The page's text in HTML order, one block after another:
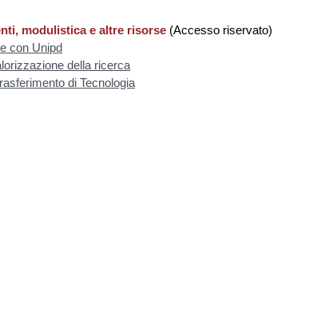
modulistica e altre risorse (Accesso riservato)
con Unipd
della ricerca
di Tecnologia